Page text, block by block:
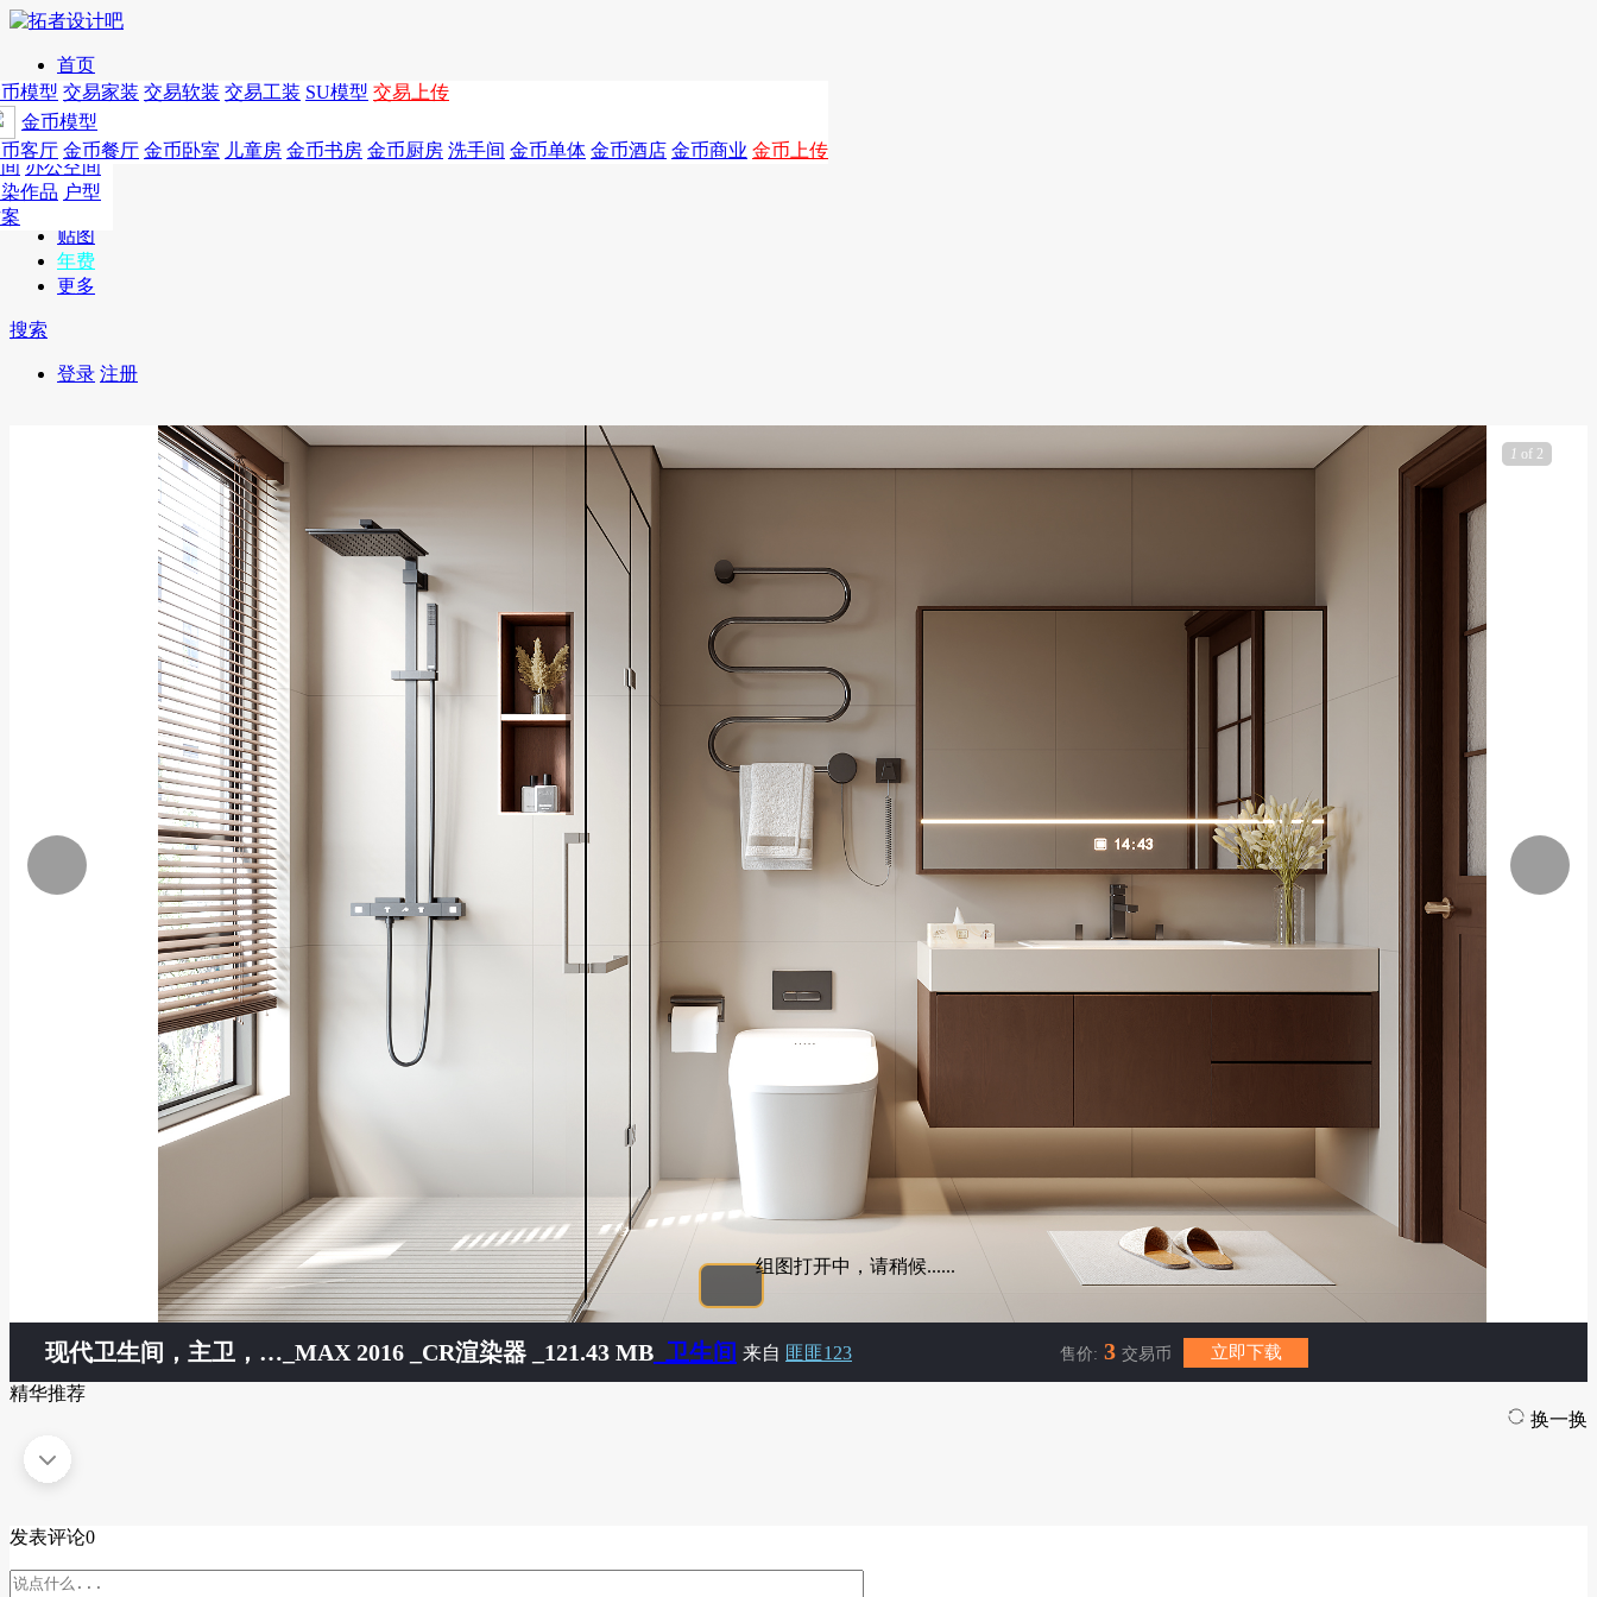
首页
发现
年费 作品 图纸 交易 软装 工装 SU模 金币
年费版块
费图纸 年费户型 年费高清 年费视频 年费模型 年费精选
作品
别墅 国外
酒店设计
设计 商业
办公空间
作品 户型
模型
模型 交易家装 交易软装 交易工装 SU模型 交易上传
金币模型
客厅 金币餐厅 金币卧室 儿童房 金币书房 金币厨房 洗手间 金币单体 金币酒店 金币商业 金币上传
CAD
概念
贴图
年费
更多
搜索
登录 注册
1 of 2
组图打开中，请稍候......
现代卫生间，主卫，次卫，干湿分离卫生间，洗手台 _MAX 2016 _CR渲染器 _121.43 MB _卫生间 来自 匪匪123 售价: 3 交易币 立即下载
精华推荐
换一换
发表评论0